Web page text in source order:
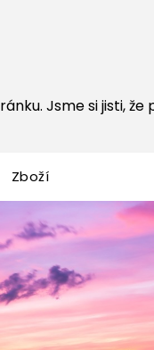
Jsme si jisti, že
Zboží